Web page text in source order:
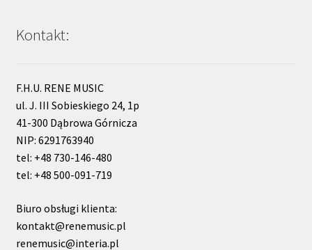
Kontakt:
F.H.U. RENE MUSIC
ul. J. III Sobieskiego 24, 1p
41-300 Dąbrowa Górnicza
NIP: 6291763940
tel: +48 730-146-480
tel: +48 500-091-719
Biuro obsługi klienta:
kontakt@renemusic.pl
renemusic@interia.pl